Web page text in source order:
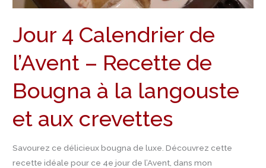
Jour 4 Calendrier de
l’Avent – Recette de
Bougna à la langouste
et aux crevettes
Savourez ce délicieux bougna de luxe. Découvrez cette
recette idéale pour ce 4e jour de l’Avent, dans mon
langouste
aux